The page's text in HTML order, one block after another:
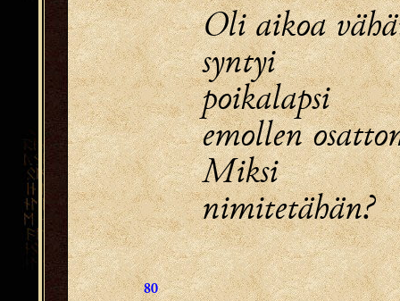
80
Oli aikoa
syntyi
poikalapsi
emollen
Miksi
nimitetähän?